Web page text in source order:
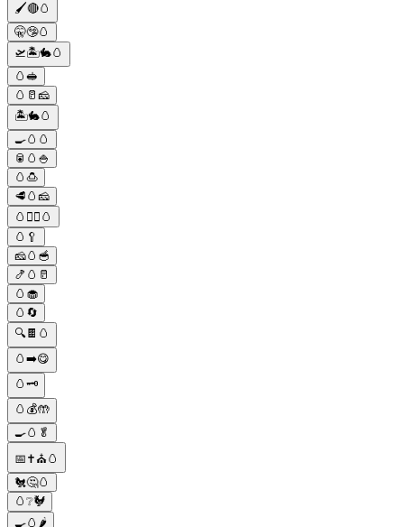
🖌🔴🥚
🤫🤥🥚
🛫🏝🐇🥚
🥚🥪
🥚🥛🧀
🏝🐇🥚
🍳🥚🥚
🥫🥚🍚
🥚🍮
🥩🥚🧀
🥚🤹‍♀️🥚
🥚🥄
🧀🥚🥣
🍤🥚🥛
🥚🧁
🥚🔄
🔍🍫🥚
🥚➡️😋
🥚🗝
🥚💰🤲
🍳🥚🥬
📅✝️⛪🥚
🐔🤔🥚
🥚❔🐓
🍳🥚🌶️